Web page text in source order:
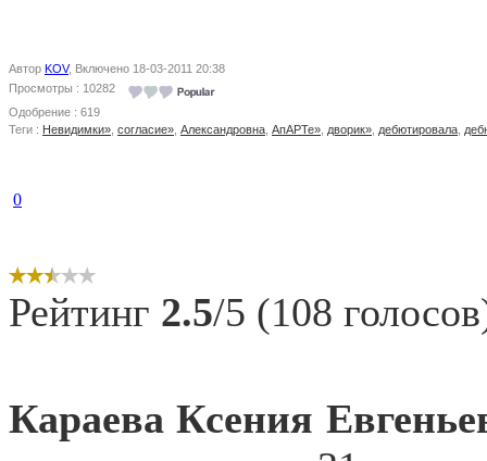
Автор KOV, Включено 18-03-2011 20:38
Просмотры : 10282
Одобрение : 619
Теги : Невидимки» согласие» Александровна АпАРТе» дворик» дебютировала
0
Рейтинг 2.5/5 (108
Караева Ксения